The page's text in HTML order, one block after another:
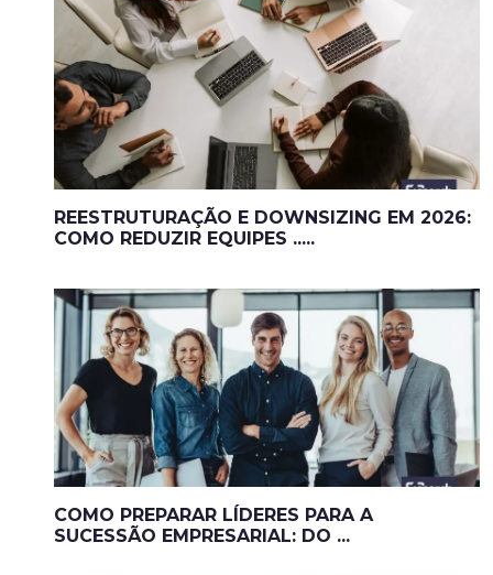
REESTRUTURAÇÃO E DOWNSIZING EM 2026:
COMO REDUZIR EQUIPES .....
COMO PREPARAR LÍDERES PARA A
SUCESSÃO EMPRESARIAL: DO ...